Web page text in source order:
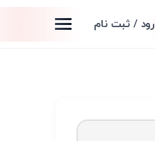
/ ثبت نام